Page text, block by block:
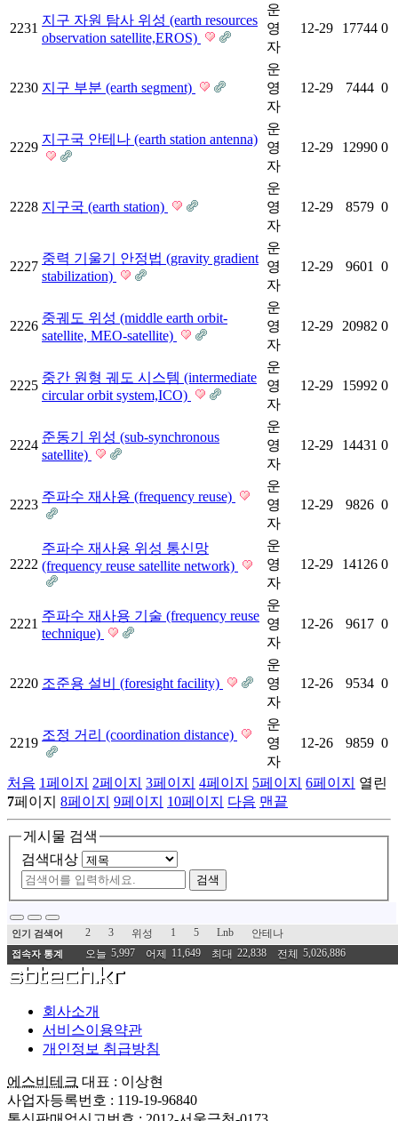
2231
지구 자원 탐사 위성 (earth resources
observation satellite,EROS)
운
영
자
12-29 17744 0
2230 지구 부분 (earth segment)
운
영
자
12-29 7444 0
2229
지구국 안테나 (earth station antenna)
운
영
자
12-29 12990 0
2228 지구국 (earth station)
운
영
자
12-29 8579 0
2227
중력 기울기 안정법 (gravity gradient
stabilization)
운
영
자
12-29 9601 0
2226
중궤도 위성 (middle earth orbit-
satellite, MEO-satellite)
운
영
자
12-29 20982 0
2225
중간 원형 궤도 시스템 (intermediate
circular orbit system,ICO)
운
영
자
12-29 15992 0
2224
준동기 위성 (sub-synchronous
satellite)
운
영
자
12-29 14431 0
2223
주파수 재사용 (frequency reuse)
운
영
자
12-29 9826 0
2222
주파수 재사용 위성 통신망
(frequency reuse satellite network)
운
영
자
12-29 14126 0
2221
주파수 재사용 기술 (frequency reuse
technique)
운
영
자
12-26 9617 0
2220 조준용 설비 (foresight facility)
운
영
자
12-26 9534 0
2219
조정 거리 (coordination distance)
운
영
자
12-26 9859 0
처음 1페이지 2페이지 3페이지 4페이지 5페이지 6페이지
열린
7페이지 8페이지 9페이지 10페이지 다음 맨끝
게시물 검색
검색대상
검색
인기 검색어 2 3 위성 1 5 Lnb 안테나
접속자 통계 오늘 5,997 어제 11,649 최대 22,838 전체 5,026,886
회사소개
서비스이용약관
개인정보 취급방침
에스비테크 대표 : 이상현
사업자등록번호 : 119-19-96840